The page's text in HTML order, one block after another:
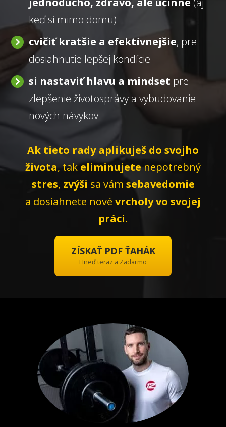
keď si mimo domu)
cvičiť kratšie a efektívnejšie, pre
dosiahnutie lepšej kondície
si nastaviť hlavu a mindset pre
zlepšenie životosprávy a vybudovanie
nových návykov
Ak tieto rady aplikuješ do svojho
života, takeliminujetenepotrebný
stres, zvýši sa vám sebavedomie
a dosiahnete nové vrcholy vo svojej
práci.
ZÍSKAŤ PDF ŤAHÁK
Hneď teraz a Zadarmo